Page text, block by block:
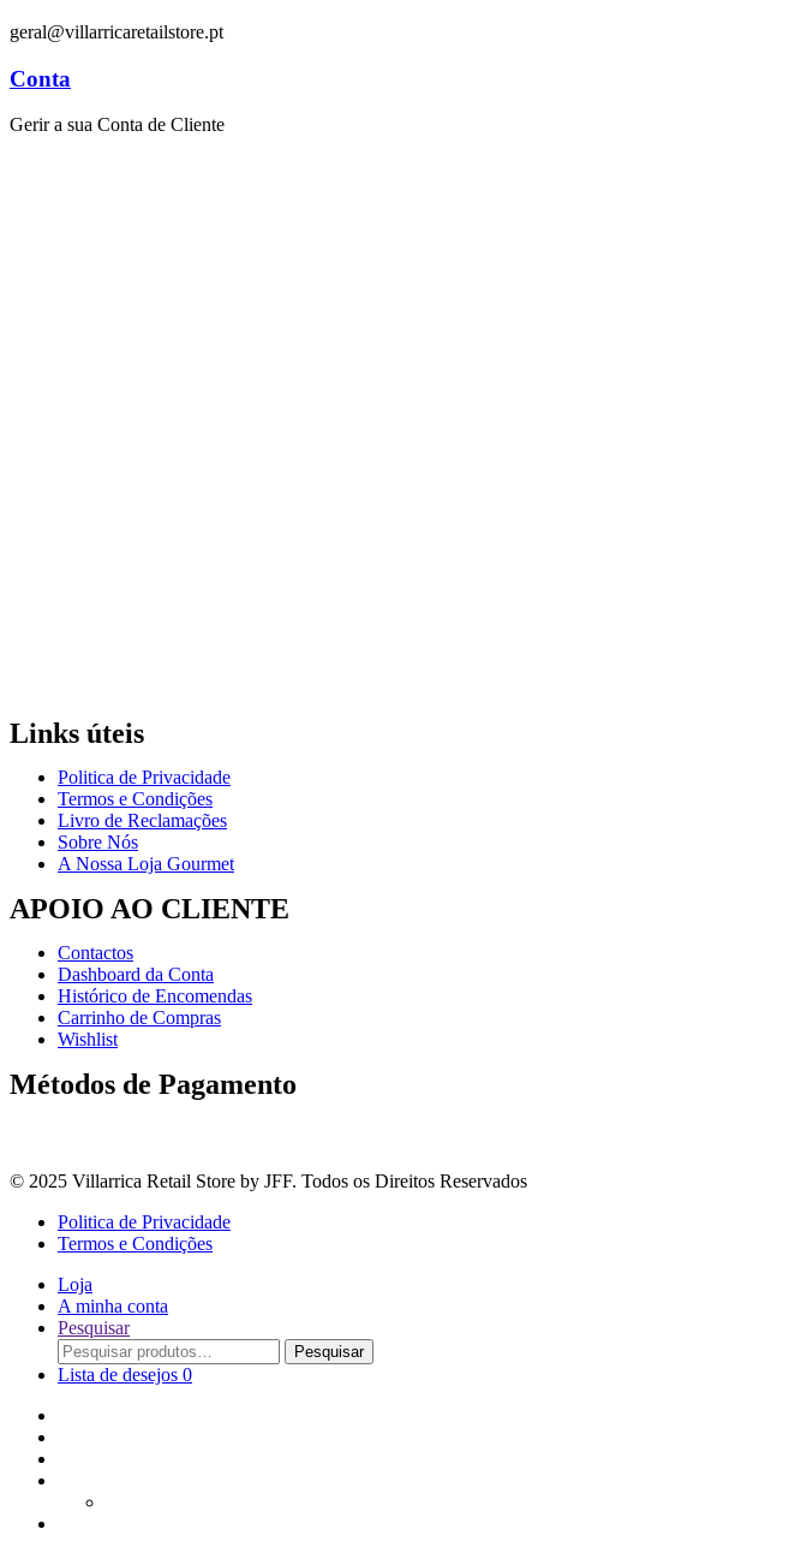
geral@villarricaretailstore.pt
Conta
Gerir a sua Conta de Cliente
Links úteis
Politica de Privacidade
Termos e Condições
Livro de Reclamações
Sobre Nós
A Nossa Loja Gourmet
APOIO AO CLIENTE
Contactos
Dashboard da Conta
Histórico de Encomendas
Carrinho de Compras
Wishlist
Métodos de Pagamento
© 2025 Villarrica Retail Store by JFF. Todos os Direitos Reservados
Politica de Privacidade
Termos e Condições
Loja
A minha conta
Pesquisar
Procurar
por:
Pesquisar
Lista de desejos 0